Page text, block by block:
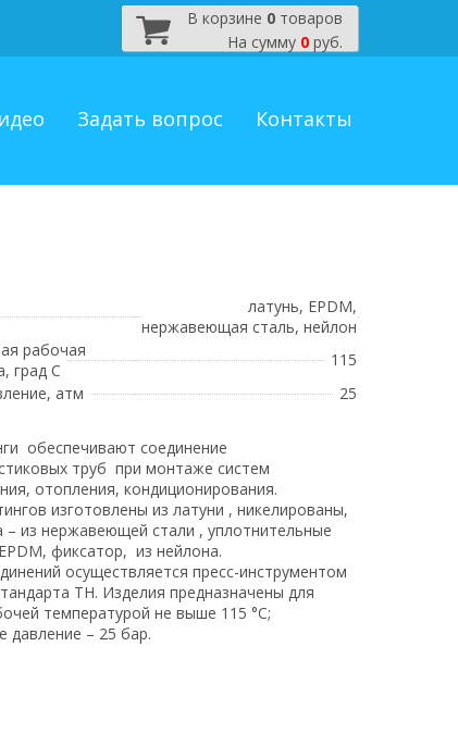
В корзине 0 товаров
На сумму 0 руб.
Задать вопрос Контакты
латунь, EPDM,
нержавеющая сталь, нейлон
рабочая
град С
115
атм
25
обеспечивают соединение
труб при монтаже систем
отопления, кондиционирования.
изготовлены из латуни , никелированы,
– из нержавеющей стали , уплотнительные
фиксатор, из нейлона.
осуществляется пресс-инструментом
ТН. Изделия предназначены для
температурой не выше 115 °С;
давление – 25 бар.